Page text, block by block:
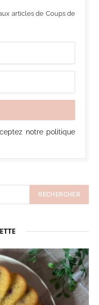
articles de Coups de
notre politique